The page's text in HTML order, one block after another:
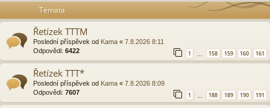
Témata
Řetízek TTTM
Poslední příspěvek od Kama « 7.8.2026 8:11
Odpovědi: 6422 1 158 159 160 161
Řetízek TTT*
Poslední příspěvek od Kama « 7.8.2026 8:09
Odpovědi: 7607 1 … 188 189 190 191